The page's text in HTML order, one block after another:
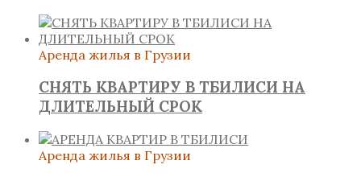
Аренда жилья в Грузии
СНЯТЬ КВАРТИРУ В ТБИЛИСИ НА
ДЛИТЕЛЬНЫЙ СРОК
Аренда жилья в Грузии